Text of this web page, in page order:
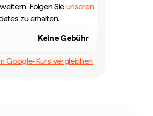
Folgen Sie unseren
zu erhalten.
Keine Gebühr
Google-Kurs vergleichen